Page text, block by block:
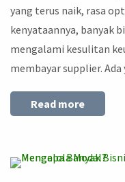
yang terus naik, rasa
kenyataannya, banyak
mengalami kesulitan
membayar supplier.
Read more